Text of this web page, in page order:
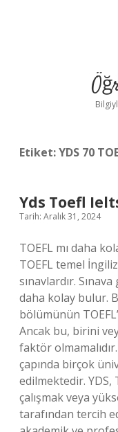
Etiket:YDS 70
Yds Toefl
Tarih: Aralık 31, 2024
TOEFL mı daha
TOEFL temel
sınavlardır.
daha kolay bulur.
bölümünün
Ancak bu, birini
faktör
çapında birçok
edilmektedir. YDS,
çalışmak veya
tarafından tercih